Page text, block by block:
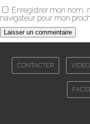
Enregistrer mon nom,
navigateur pour mon
CONTACTER